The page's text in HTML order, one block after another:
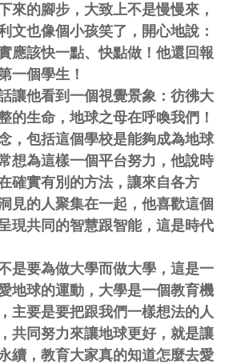
來的腳步，大致上不是慢慢來，
文也像個小孩笑了，開心地說：
應該快一點、快點做！他還回報
一個學生！
讓他看到一個視覺景象：彷彿大
的生命，地球之母在呼喚我們！
，包括這個學校是能夠成為地球
想為這樣一個平台努力，他說時
確實有別的方法，讓來自各方
見的人聚集在一起，他喜歡這個
現共同的智慧跟智能，這是時代
是要為做大學而做大學，這是一
地球的運動，大學是一個教育機
主要是要把跟我們一樣想法的人
共同努力來讓地球更好，就是讓
續，教育大家真的知道怎麼去愛